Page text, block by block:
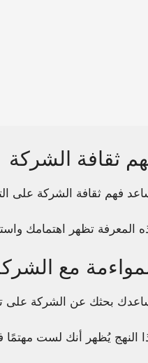
ثقافة الشركة
فهم ثقافة الشركة على
المعرفة تظهر اهتمامك
مع
بحثك عن الشركة على
النهج يُظهر أنك لست